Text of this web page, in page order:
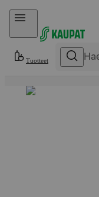
Hyppää sisältöön
Tuotteet